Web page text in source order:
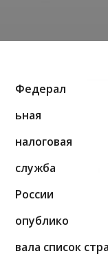
Федерал
ьная
налоговая
служба
России
опублико
вала список